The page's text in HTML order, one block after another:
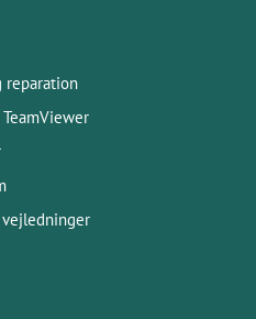
reparation